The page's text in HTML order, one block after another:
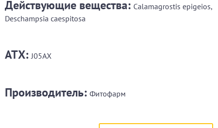
Действующие вещества: Calamagrostis epigeios,
Deschampsia caespitosa
АТХ:J05AX
Производитель: Фитофарм